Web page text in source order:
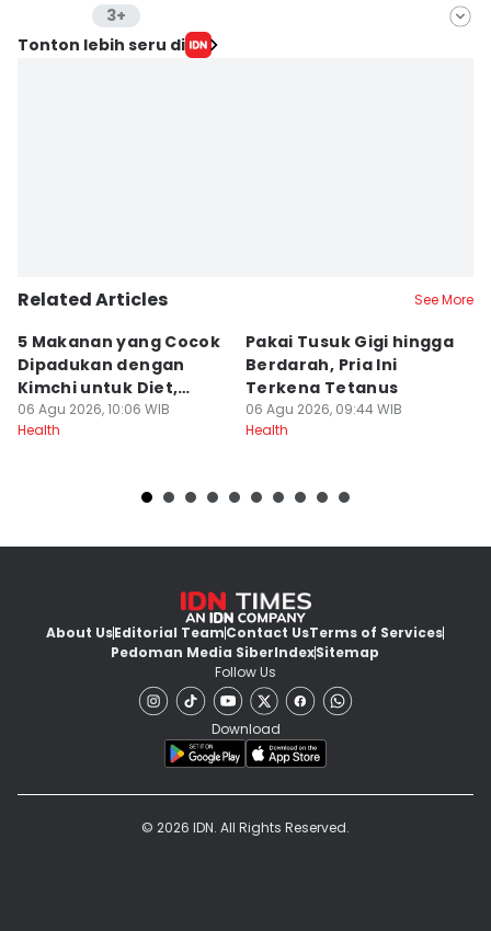
3+
Editor
Editor
Tonton lebih seru di
Related Articles See More
5 Makanan yang Cocok
Dipadukan dengan
Kimchi untuk Diet,
Ampuh?
06 Agu 2026, 10:06 WIB
Health
Pakai Tusuk Gigi hingga
Berdarah, Pria Ini
Terkena Tetanus
06 Agu 2026, 09:44 WIB
Health
About UsEditorial TeamContact UsTerms of Services
Pedoman Media SiberIndexSitemap
Follow Us
Download
© 2026 IDN. All Rights Reserved.